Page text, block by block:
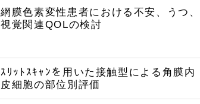
網膜色素変性患者における不安、うつ、
視覚関連QOLの検討
ｽﾘｯﾄｽｷｬﾝを用いた接触型による角膜内
皮細胞の部位別評価